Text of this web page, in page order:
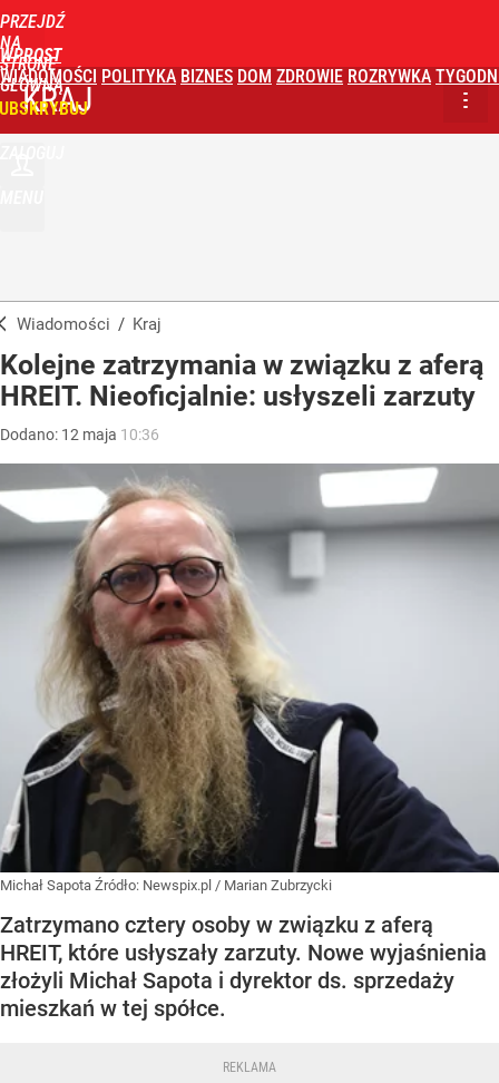
PRZEJDŹ
NA
STRONĘ
GŁÓWNĄ
WPROST
WIADOMOŚCI POLITYKA BIZNES DOM ZDROWIE ROZRYWKA
KRAJ
Wiadomości / Kraj
Kolejne zatrzymania w związku z aferą
HREIT. Nieoficjalnie: usłyszeli zarzuty
Dodano: 12 maja 10:36
Michał Sapota Źródło: Newspix.pl / Marian Zubrzycki
Zatrzymano cztery osoby w związku z aferą
HREIT, które usłyszały zarzuty. Nowe wyjaśnienia
złożyli Michał Sapota i dyrektor ds. sprzedaży
mieszkań w tej spółce.